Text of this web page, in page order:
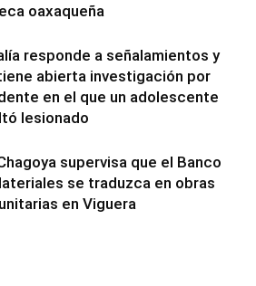
oaxaqueña
responde a señalamientos y
abierta investigación por
en el que un adolescente
lesionado
supervisa que el Banco
se traduzca en obras
en Viguera